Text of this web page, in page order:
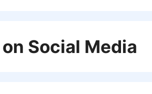
Social Media